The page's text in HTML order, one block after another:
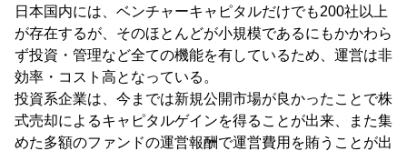
日本国内には、ベンチャーキャピタルだけでも200社以上
が存在するが、そのほとんどが小規模であるにもかかわら
ず投資・管理など全ての機能を有しているため、運営は非
効率・コスト高となっている。
投資系企業は、今までは新規公開市場が良かったことで株
式売却によるキャピタルゲインを得ることが出来、また集
めた多額のファンドの運営報酬で運営費用を賄うことが出